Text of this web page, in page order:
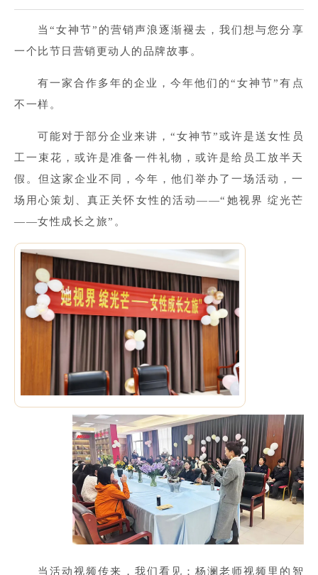
当“女神节”的营销声浪逐渐褪去，我们想与您分享
一个比节日营销更动人的品牌故事。
有一家合作多年的企业，今年他们的“女神节”有点
不一样。
可能对于部分企业来讲，“女神节”或许是送女性员
工一束花，或许是准备一件礼物，或许是给员工放半天
假。但这家企业不同，今年，他们举办了一场活动，一
场用心策划、真正关怀女性的活动——“她视界 绽光芒
——女性成长之旅”。
当活动视频传来，我们看见：杨澜老师视频里的智